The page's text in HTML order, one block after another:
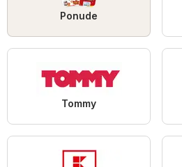
Ponude
Tommy